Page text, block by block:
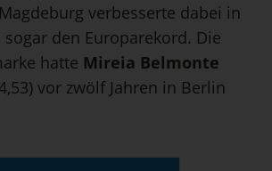
verbesserte dabei in
den Europarekord. Die
hatte Mireia Belmonte
vor zwölf Jahren in Berlin